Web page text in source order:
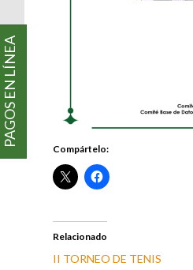
Compártelo:
Relacionado
II TORNEO DE TENIS
PAGOS EN LÍNEA